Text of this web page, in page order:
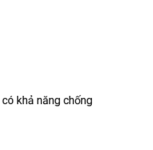
khả năng chống